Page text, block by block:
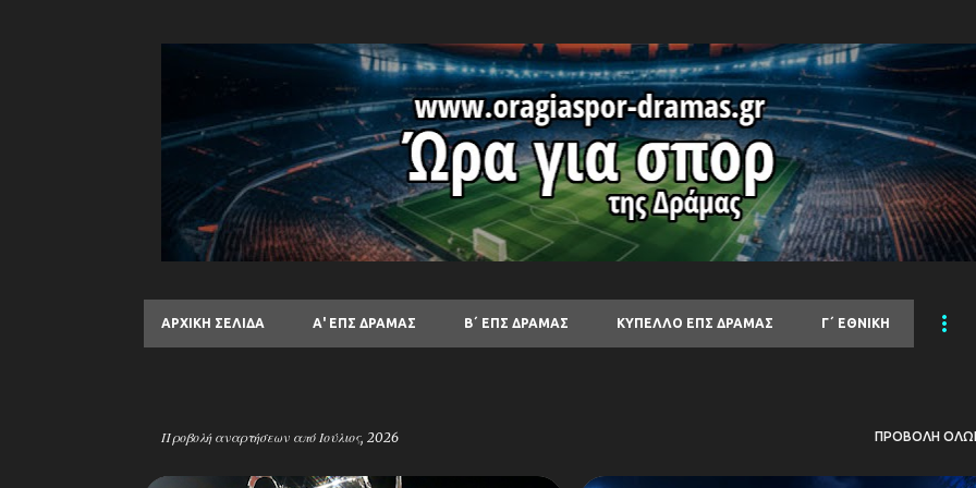
ΑΡΧΙΚΉ ΣΕΛΊΔΑ Α' ΕΠΣ ΔΡΑΜΑΣ Β΄ ΕΠΣ ΔΡΑΜΑΣ ΚΥΠΕΛΛΟ ΕΠΣ ΔΡΑΜΑΣ Γ΄ ΕΘΝΙΚΗ
Προβολή αναρτήσεων από Ιούλιος, 2026 ΠΡΟΒΟΛΉ